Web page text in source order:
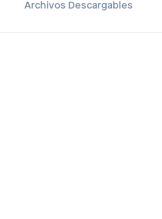
Archivos Descargables